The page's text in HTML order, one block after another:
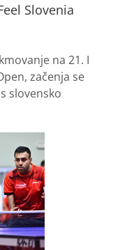
Slovenia
na 21. I
začenja se
slovensko